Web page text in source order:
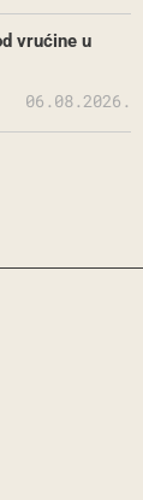
vrućine u
06.08.2026.